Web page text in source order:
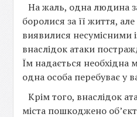
На жаль, одна людина
боролися за її життя,
виявилися несумісними
внаслідок атаки
Їм надається
одна особа перебуває у
Крім того, внаслідок
міста пошкоджено